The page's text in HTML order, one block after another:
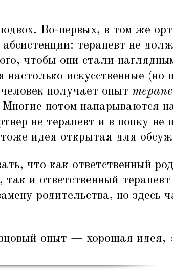
Во-первых, в том же
терапевт не
чтобы они стали
настолько искусственные (но
получает опыт
потом напарываются
не терапевт и в попку не
идея открытая для
что как ответственный
и ответственный
родительства, но здесь
опыт — хорошая идея,